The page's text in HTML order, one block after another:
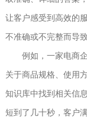
让客户感受到高效的
不准确或不完整而导
例如，一家电商企
关于商品规格、使用
知识库中找到相关信
短到了几十秒，客户